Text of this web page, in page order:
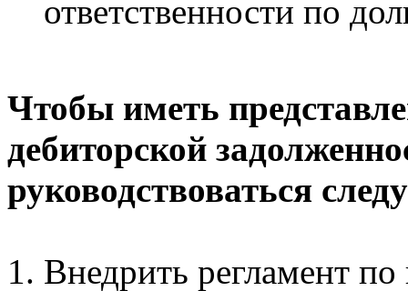
ответственности по
Чтобы иметь
дебиторской
руководствоваться
1. Внедрить регламент